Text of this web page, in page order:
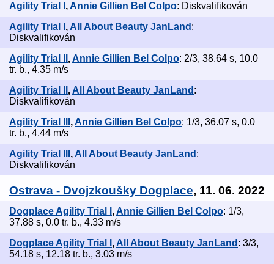
Agility Trial I ,Annie Gillien Bel Colpo: Diskvalifikován
Agility Trial I , All About Beauty JanLand :
Diskvalifikován
Agility Trial II ,Annie Gillien Bel Colpo: 2/3, 38.64 s, 10.0
tr. b., 4.35 m/s
Agility Trial II , All About Beauty JanLand :
Diskvalifikován
Agility Trial III ,Annie Gillien Bel Colpo: 1/3, 36.07 s, 0.0
tr. b., 4.44 m/s
Agility Trial III , All About Beauty JanLand :
Diskvalifikován
Ostrava - Dvojzkoušky Dogplace, 11. 06. 2022
Dogplace Agility Trial I ,Annie Gillien Bel Colpo: 1/3,
37.88 s, 0.0 tr. b., 4.33 m/s
Dogplace Agility Trial I , All About Beauty JanLand : 3/3,
54.18 s, 12.18 tr. b., 3.03 m/s